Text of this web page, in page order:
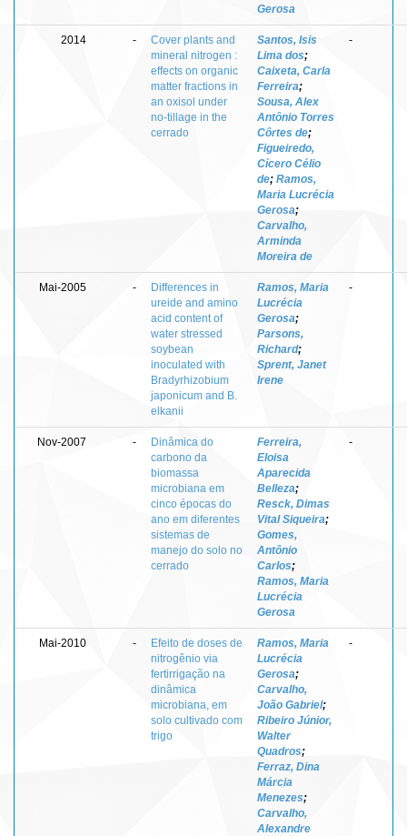
Gerosa
2014 -
Cover plants and
mineral nitrogen :
effects on organic
matter fractions in
an oxisol under
no-tillage in the
cerrado
Santos, Isis
Lima dos;
Caixeta, Carla
Ferreira;
Sousa, Alex
Antônio Torres
Côrtes de;
Figueiredo,
Cícero Célio
de; Ramos,
Maria Lucrécia
Gerosa;
Carvalho,
Arminda
Moreira de
-
Mai-2005 -
Differences in
ureide and amino
acid content of
water stressed
soybean
inoculated with
Bradyrhizobium
japonicum and B.
elkanii
Ramos, Maria
Lucrécia
Gerosa;
Parsons,
Richard;
Sprent, Janet
Irene
-
Nov-2007 -
Dinâmica do
carbono da
biomassa
microbiana em
cinco épocas do
ano em diferentes
sistemas de
manejo do solo no
cerrado
Ferreira,
Eloisa
Aparecida
Belleza;
Resck, Dimas
Vital Siqueira;
Gomes,
Antônio
Carlos;
Ramos, Maria
Lucrécia
Gerosa
-
Mai-2010 -
Efeito de doses de
nitrogênio via
fertirrigação na
dinâmica
microbiana, em
solo cultivado com
trigo
Ramos, Maria
Lucrécia
Gerosa;
Carvalho,
João Gabriel;
Ribeiro Júnior,
Walter
Quadros;
Ferraz, Dina
Márcia
Menezes;
Carvalho,
Alexandre
-